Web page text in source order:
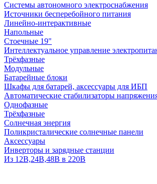
Системы автономного электроснабжения
Источники бесперебойного питания
Линейно-интерактивные
Напольные
Стоечные 19"
Интеллектуальное управление
Трёхфазные
Модульные
Батарейные блоки
Шкафы для батарей, аксессуары для ИБП
Автоматические стабилизаторы
Однофазные
Трёхфазные
Солнечная энергия
Поликристалические солнечные панели
Аксессуары
Инверторы и зарядные станции
Из 12В,24В,48В в 220В